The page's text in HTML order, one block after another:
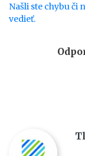
Našli ste chybu či
vedieť.